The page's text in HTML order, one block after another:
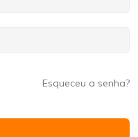
Esqueceu a senha?